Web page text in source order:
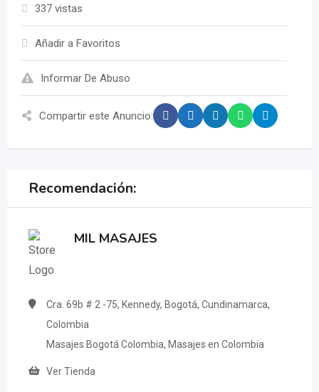
337 vistas
Añadir a Favoritos
Informar De Abuso
Compartir este Anuncio:
Recomendación:
MIL MASAJES
Cra. 69b # 2 -75, Kennedy, Bogotá, Cundinamarca,
Colombia
Masajes Bogotá Colombia, Masajes en Colombia
Ver Tienda